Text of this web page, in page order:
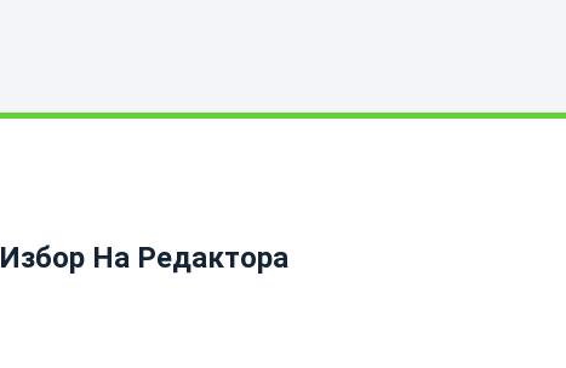
Избор На Редактора